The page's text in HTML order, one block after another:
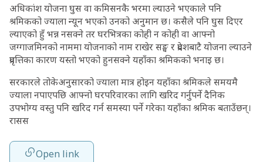
अधिकांश योजना घुस वा कमिसनकै भरमा ल्याउने भएकाले पनि
श्रमिकको ज्याला न्यून भएको उनको अनुमान छ। कसैले पनि घुस दिएर
ल्याएको हुँ भन्न नसक्ने तर घरभित्रका कोही न कोही वा आफ्नो
जग्गाजमिनको नाममा योजनाको नाम राखेर सङ्घ र प्रदेशबाटै योजना ल्याउने
प्रवृत्तिका कारण यस्तो भएको हुनसक्ने यहाँका श्रमिकको भनाइ छ।
सरकारले तोकेअनुसारको ज्याला मात्र होइन यहाँका श्रमिकले समयमै
ज्याला नपाएपछि आफ्नो घरपरिवारका लागि खरिद गर्नुपर्ने दैनिक
उपभोग्य वस्तु पनि खरिद गर्न समस्या पर्ने गरेका यहाँका श्रमिक बताउँछन्।
रासस
Open link